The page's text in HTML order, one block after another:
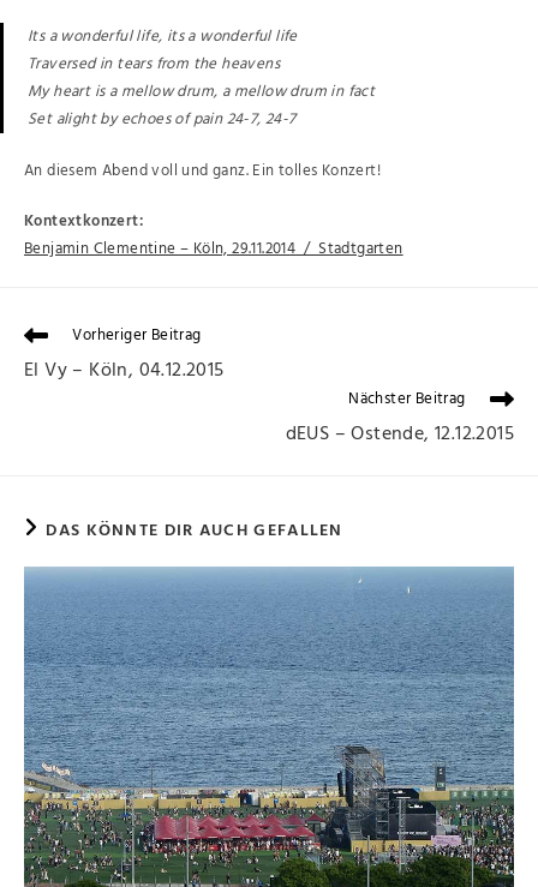
Its a wonderful life, its a wonderful life
Traversed in tears from the heavens
My heart is a mellow drum, a mellow drum in fact
Set alight by echoes of pain 24-7, 24-7
An diesem Abend voll und ganz. Ein tolles Konzert!
Kontextkonzert:
Benjamin Clementine – Köln, 29.11.2014 / Stadtgarten
Vorheriger Beitrag
El Vy – Köln, 04.12.2015
Nächster Beitrag
dEUS – Ostende, 12.12.2015
DAS KÖNNTE DIR AUCH GEFALLEN